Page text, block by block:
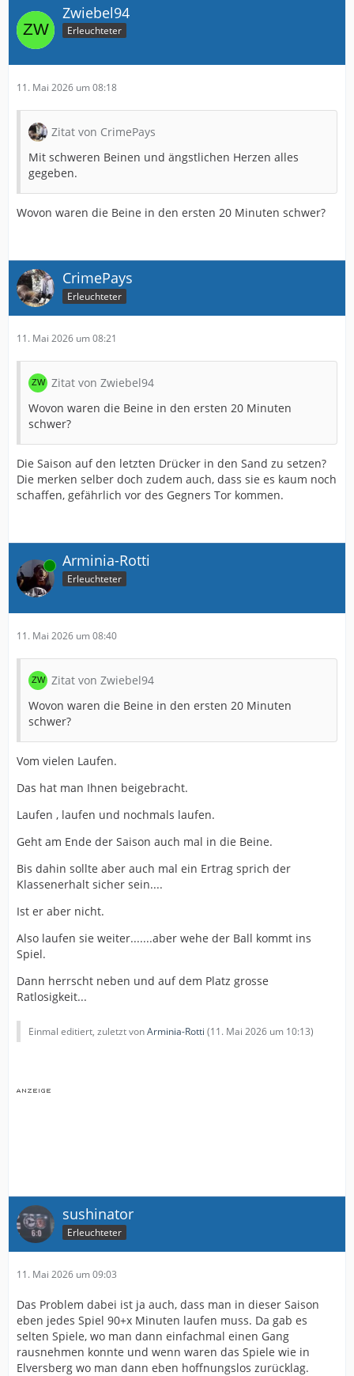
Zwiebel94
Erleuchteter
11. Mai 2026 um 08:18
Zitat von CrimePays
Mit schweren Beinen und ängstlichen Herzen alles
gegeben.
Wovon waren die Beine in den ersten 20 Minuten schwer?
CrimePays
Erleuchteter
11. Mai 2026 um 08:21
Zitat von Zwiebel94
Wovon waren die Beine in den ersten 20 Minuten
schwer?
Die Saison auf den letzten Drücker in den Sand zu setzen?
Die merken selber doch zudem auch, dass sie es kaum noch
schaffen, gefährlich vor des Gegners Tor kommen.
Online Arminia-Rotti
Erleuchteter
11. Mai 2026 um 08:40
Zitat von Zwiebel94
Wovon waren die Beine in den ersten 20 Minuten
schwer?
Vom vielen Laufen.
Das hat man Ihnen beigebracht.
Laufen , laufen und nochmals laufen.
Geht am Ende der Saison auch mal in die Beine.
Bis dahin sollte aber auch mal ein Ertrag sprich der
Klassenerhalt sicher sein....
Ist er aber nicht.
Also laufen sie weiter.......aber wehe der Ball kommt ins
Spiel.
Dann herrscht neben und auf dem Platz grosse
Ratlosigkeit...
Einmal editiert, zuletzt vonArminia-Rotti (11. Mai 2026 um 10:13)
sushinator
Erleuchteter
11. Mai 2026 um 09:03
Das Problem dabei ist ja auch, dass man in dieser Saison
eben jedes Spiel 90+x Minuten laufen muss. Da gab es
selten Spiele, wo man dann einfachmal einen Gang
rausnehmen konnte und wenn waren das Spiele wie in
Elversberg wo man dann eben hoffnungslos zurücklag.